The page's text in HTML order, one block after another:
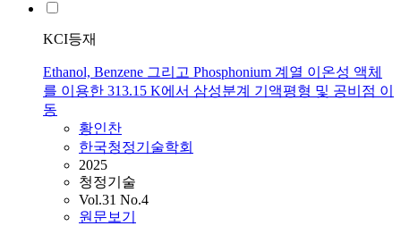
KCI등재
Ethanol, Benzene 그리고 Phosphonium 계열 이온성 액체
를 이용한 313.15 K에서 삼성분계 기액평형 및 공비점 이
동
황인찬
한국청정기술학회
2025
청정기술
Vol.31 No.4
원문보기